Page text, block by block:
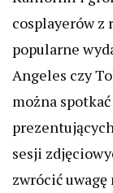
cosplayerów z
popularne
Angeles czy
można
sesji
zwrócić